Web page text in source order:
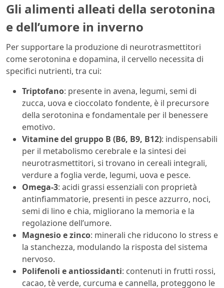
Gli alimenti alleati della serotonina
e dell’umore in inverno
Per supportare la produzione di neurotrasmettitori
come serotonina e dopamina, il cervello necessita di
specifici nutrienti, tra cui:
Triptofano: presente in avena, legumi, semi di
zucca, uova e cioccolato fondente, è il precursore
della serotonina e fondamentale per il benessere
emotivo.
Vitamine del gruppo B (B6, B9, B12): indispensabili
per il metabolismo cerebrale e la sintesi dei
neurotrasmettitori, si trovano in cereali integrali,
verdure a foglia verde, legumi, uova e pesce.
Omega-3: acidi grassi essenziali con proprietà
antinfiammatorie, presenti in pesce azzurro, noci,
semi di lino e chia, migliorano la memoria e la
regolazione dell’umore.
Magnesio e zinco: minerali che riducono lo stress e
la stanchezza, modulando la risposta del sistema
nervoso.
Polifenoli e antiossidanti: contenuti in frutti rossi,
cacao, tè verde, curcuma e cannella, proteggono le